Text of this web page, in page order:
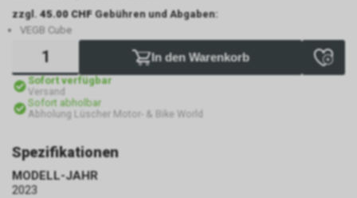
zzgl.45.00 CHF Gebühren und Abgaben:
VEGB Cube
In den Warenkorb
Sofort verfügbar
Versand
Sofort abholbar
Abholung Lüscher Motor- & Bike World
Spezifikationen
MODELL-JAHR
2023